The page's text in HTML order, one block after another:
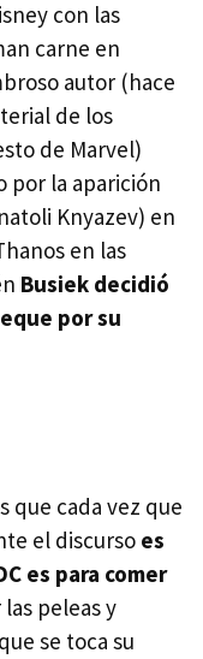
con las
carne en
autor (hace
de los
de Marvel)
por la aparición
Knyazev) en
en las
Busiek decidió
por su
que cada vez que
el discurso es
es para comer
peleas y
se toca su